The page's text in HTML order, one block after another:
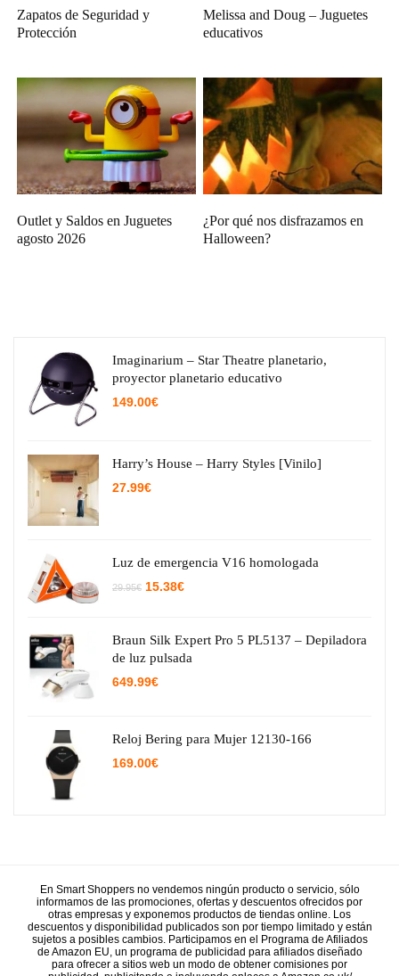
Zapatos de Seguridad y
Protección
Melissa and Doug – Juguetes
educativos
Outlet y Saldos en Juguetes
agosto 2026
¿Por qué nos disfrazamos en
Halloween?
Imaginarium – Star Theatre planetario,
proyector planetario educativo
149.00€
Harry’s House – Harry Styles [Vinilo]
27.99€
Luz de emergencia V16 homologada
29.95€ El
29.95€.
15.38€El
15.38€.
Braun Silk Expert Pro 5 PL5137 – Depiladora
de luz pulsada
649.99€
Reloj Bering para Mujer 12130-166
169.00€
En Smart Shoppers no vendemos ningún producto o servicio, sólo
informamos de las promociones, ofertas y descuentos ofrecidos por
otras empresas y exponemos productos de tiendas online. Los
descuentos y disponibilidad publicados son por tiempo limitado y están
sujetos a posibles cambios. Participamos en el Programa de Afiliados
de Amazon EU, un programa de publicidad para afiliados diseñado
para ofrecer a sitios web un modo de obtener comisiones por